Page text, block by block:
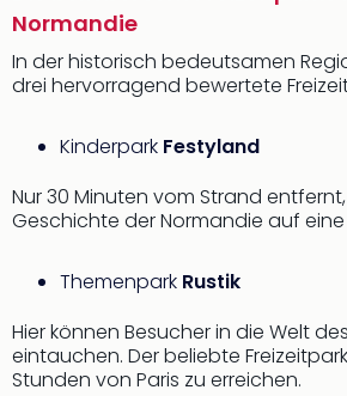
Normandie
In der historisch bedeutsamen
drei hervorragend bewertete
Kinderpark Festyland
Nur 30 Minuten vom Strand
Geschichte der Normandie auf
Themenpark Rustik
Hier können Besucher in die Welt
eintauchen. Der beliebte
Stunden von Paris zu erreichen.